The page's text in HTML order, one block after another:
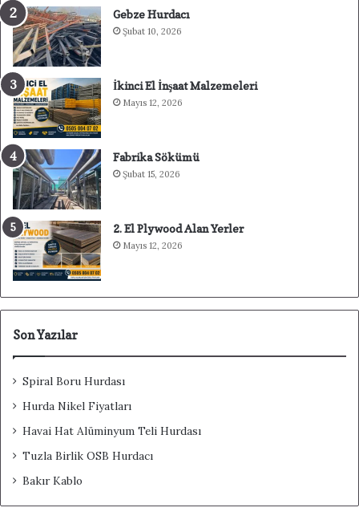
Gebze Hurdacı
Şubat 10, 2026
İkinci El İnşaat Malzemeleri
Mayıs 12, 2026
Fabrika Sökümü
Şubat 15, 2026
2. El Plywood Alan Yerler
Mayıs 12, 2026
Son Yazılar
Spiral Boru Hurdası
Hurda Nikel Fiyatları
Havai Hat Alüminyum Teli Hurdası
Tuzla Birlik OSB Hurdacı
Bakır Kablo